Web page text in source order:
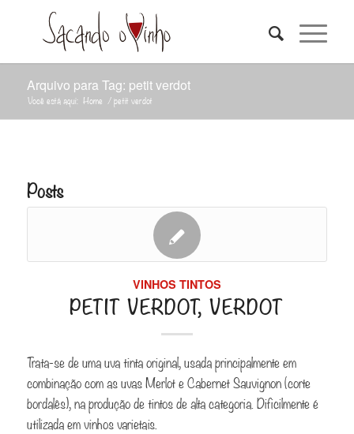
Arquivo para Tag: petit verdot
Você está aqui: Home /petit verdot
Posts
VINHOS TINTOS
PETIT VERDOT, VERDOT
Trata-se de uma uva tinta original, usada principalmente em
combinação com as uvas Merlot e Cabernet Sauvignon (corte
bordalês), na produção de tintos de alta categoria. Dificilmente é
utilizada em vinhos varietais.